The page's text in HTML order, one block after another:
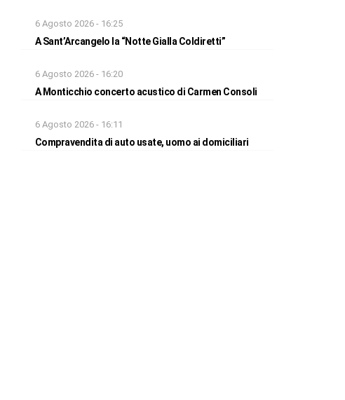
6 Agosto 2026 - 16:25
A Sant’Arcangelo la “Notte Gialla Coldiretti”
6 Agosto 2026 - 16:20
A Monticchio concerto acustico di Carmen Consoli
6 Agosto 2026 - 16:11
Compravendita di auto usate, uomo ai domiciliari